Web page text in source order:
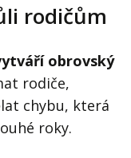
rodičům
obrovský
rodiče,
chybu, která
roky.